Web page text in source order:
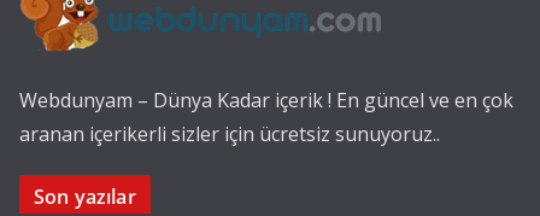
Webdunyam – Dünya Kadar içerik ! En güncel ve en çok
aranan içerikerli sizler için ücretsiz sunuyoruz..
Son yazılar